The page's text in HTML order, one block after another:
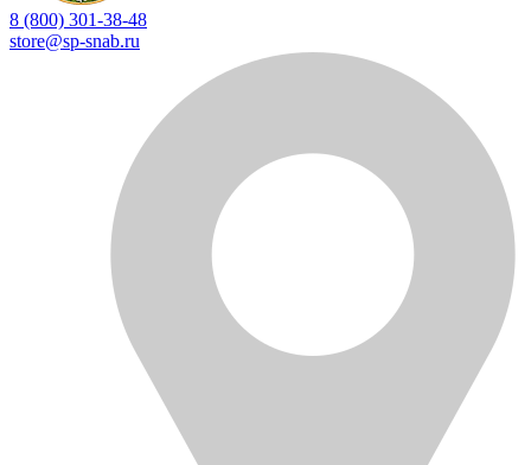
8 (800) 301-38-48
store@sp-snab.ru